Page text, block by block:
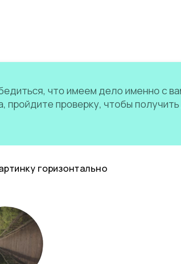
что имеем дело именно с
пройдите проверку, чтобы получить
горизонтально